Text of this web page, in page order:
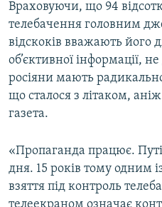
Враховуючи, що 94
телебачення головним
відскоків вважають його
об’єктивної інформації,
росіяни мають
що сталося з літаком,
газета.
«Пропаганда працює.
дня. 15 років тому одним
взяття під контроль